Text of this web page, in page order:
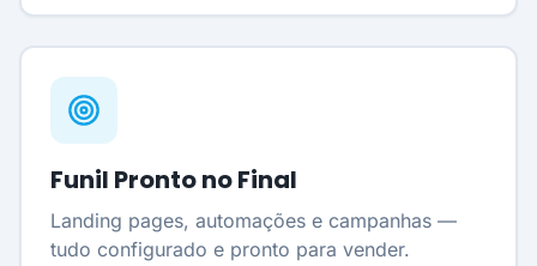
Funil Pronto no Final
Landing pages, automações e campanhas —
tudo configurado e pronto para vender.